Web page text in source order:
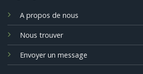
A propos de nous
Nous trouver
Envoyer un message